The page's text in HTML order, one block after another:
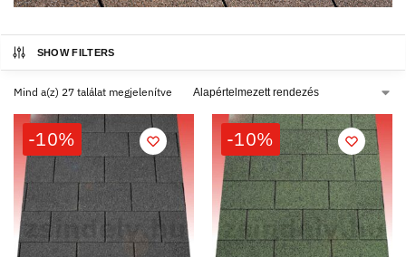
SHOW FILTERS
Mind a(z) 27 találat megjelenítve
-10% -10%